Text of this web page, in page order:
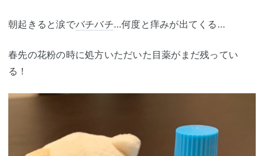
朝起きると涙でバチバチ…何度と痒みが出てくる…
春先の花粉の時に処方いただいた目薬がまだ残ってい
る！